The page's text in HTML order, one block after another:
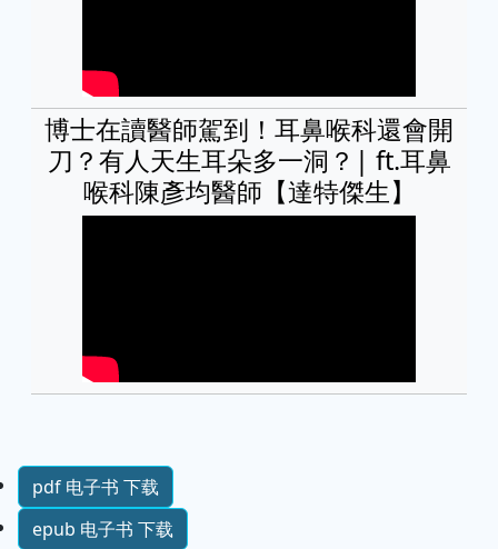
博士在讀醫師駕到！耳鼻喉科還會開
刀？有人天生耳朵多一洞？| ft.耳鼻
喉科陳彥均醫師【達特傑生】
pdf 电子书 下载
epub 电子书 下载